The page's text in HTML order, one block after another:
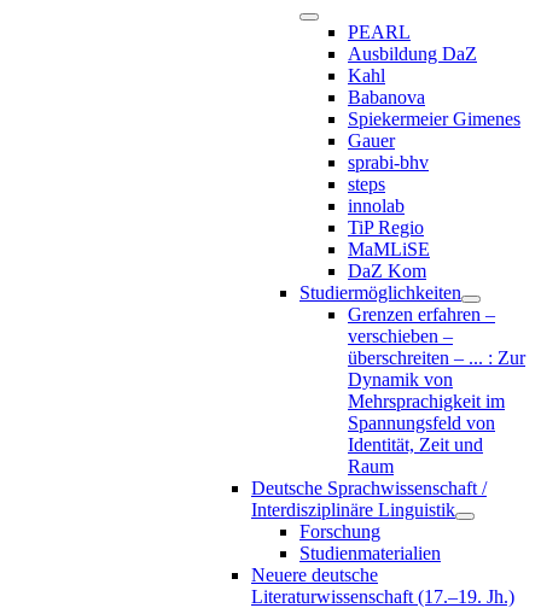
PEARL
Ausbildung DaZ
Kahl
Babanova
Spiekermeier Gimenes
Gauer
sprabi-bhv
steps
innolab
TiP Regio
MaMLiSE
DaZ Kom
Studiermöglichkeiten
Grenzen erfahren –
verschieben –
überschreiten – ... : Zur
Dynamik von
Mehrsprachigkeit im
Spannungsfeld von
Identität, Zeit und
Raum
Deutsche Sprachwissenschaft /
Interdisziplinäre Linguistik
Forschung
Studienmaterialien
Neuere deutsche
Literaturwissenschaft (17.–19. Jh.)